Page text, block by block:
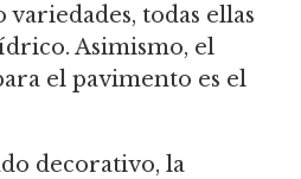
todas ellas
Asimismo, el
el pavimento es el
decorativo, la